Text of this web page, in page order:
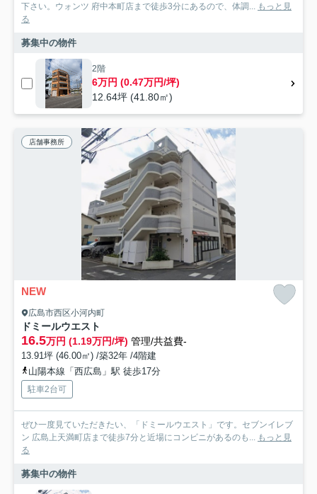
下さい。ウォンツ 府中本町店まで徒歩3分にあるので、体調... もっと見
る
募集中の物件
2階
6万円 (0.47万円/坪)
12.64坪 (41.80㎡)
店舗事務所
NEW
広島市西区小河内町
ドミールウエスト
16.5万円 (1.19万円/坪) 管理/共益費-
13.91坪 (46.00㎡) /築32年 /4階建
山陽本線「西広島」駅 徒歩17分
駐車2台可
ぜひ一度見ていただきたい、「ドミールウエスト」です。セブンイレブ
ン 広島上天満町店まで徒歩7分と近場にコンビニがあるのも... もっと見
る
募集中の物件